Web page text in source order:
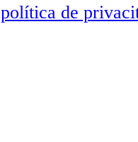
política de